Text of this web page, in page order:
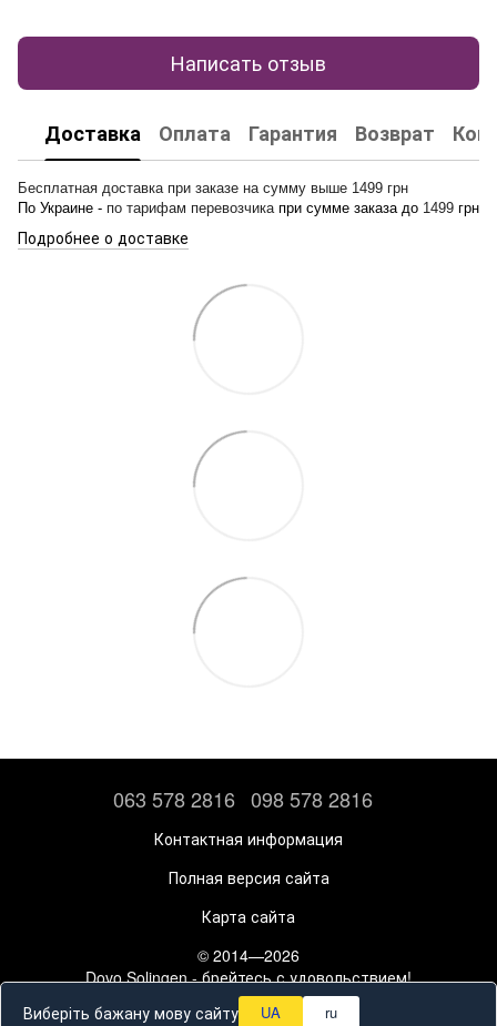
Написать отзыв
Доставка Оплата Гарантия Возврат
Бесплатная доставка при заказе на сумму выше 1499 грн
По Украине - по тарифам перевозчика при сумме заказа до 1499 грн
Подробнее о доставке
063 578 2816 098 578 2816
Контактная информация
Полная версия сайта
Карта сайта
© 2014—2026
Dovo Solingen - брейтесь с удовольствием!
Рус Укр
Виберіть бажану мову сайту UA ru